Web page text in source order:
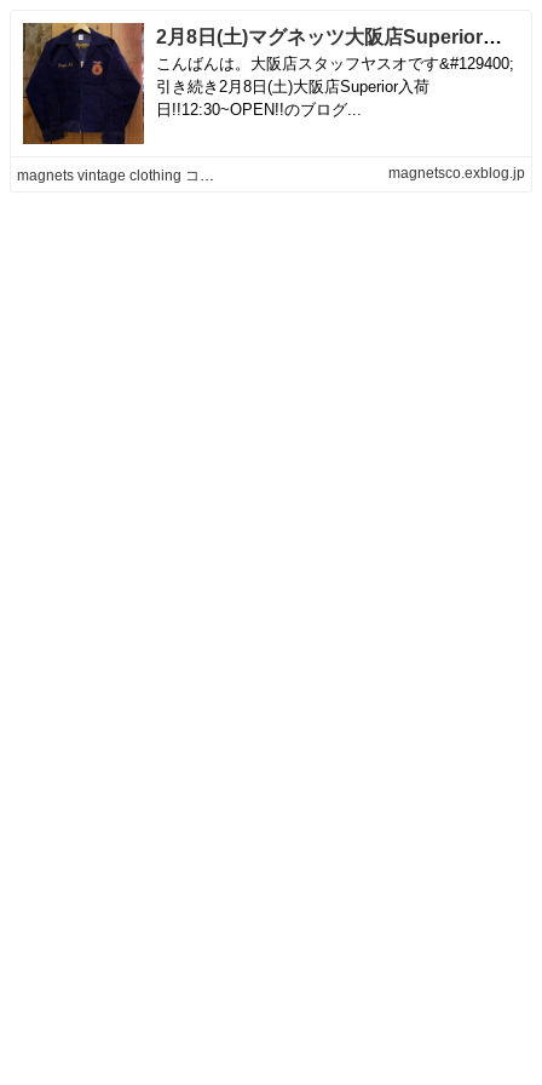
2月8日(土)マグネッツ大阪店Superior入荷日!!#4 Work Part2編!FFA/BF Goodrich/DU PONT/FireFighters/MackTrucks!! | magnets vintage clothing コダワリがある大人の為に。
こんばんは。大阪店スタッフヤスオです&#129400;
引き続き2月8日(土)大阪店Superior入荷
日!!12:30~OPEN!!のブログ...
magnets vintage clothing コダワリがある大人の為に。 magnetsco.exblog.jp